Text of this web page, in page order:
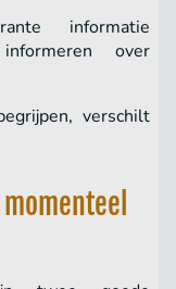
informatie
over
verschilt